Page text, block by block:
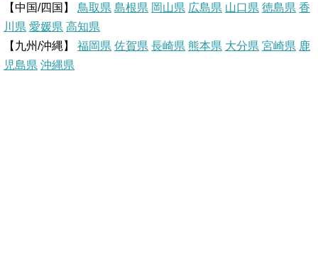
s
t
k
【中国/四国】 鳥取県 島根県 岡山県 広島県 山口県 徳島県 香
川県 愛媛県 高知県
【九州/沖縄】 福岡県 佐賀県 長崎県 熊本県 大分県 宮崎県 鹿
児島県 沖縄県